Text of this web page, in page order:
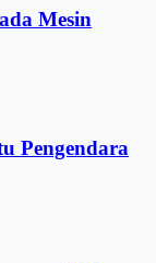
Mesin
Pengendara